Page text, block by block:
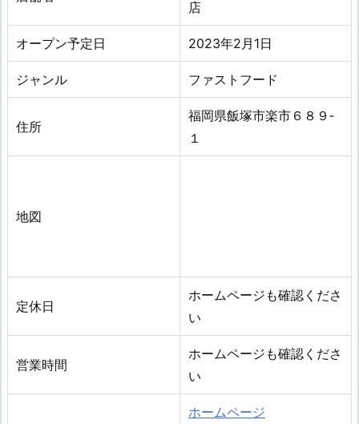
店
オープン予定日 2023年2月1日
ジャンル ファストフード
住所
福岡県飯塚市楽市６８９‐
１
地図
定休日
ホームページも確認くださ
い
営業時間
ホームページも確認くださ
い
ホームページ